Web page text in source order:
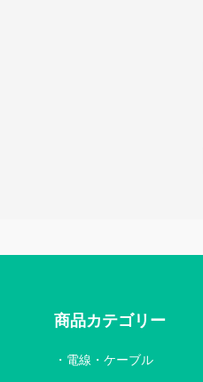
商品カテゴリー
電線・ケーブル